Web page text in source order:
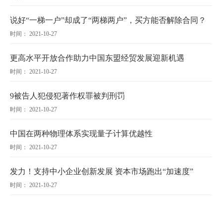
说好“一梯一户”却成了“两梯两户”，买方能否解除合同？
时间： 2021-10-27
更高水平开放合作助力中国东盟经贸发展迎新机遇
时间： 2021-10-27
9被告人犯侵犯著作权罪被判刑罚
时间： 2021-10-27
中国在两种物理体系实现量子计算优越性
时间： 2021-10-27
发力！支持中小企业创新发展 资本市场跑出“加速度”
时间： 2021-10-27